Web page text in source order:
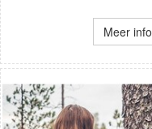
Meer info